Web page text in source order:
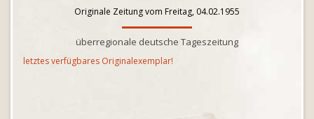
Originale Zeitung vom Freitag, 04.02.1955
überregionale deutsche Tageszeitung
letztes verfügbares Originalexemplar!